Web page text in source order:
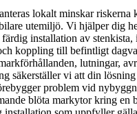
lokalt minskar riskerna
utemiljö. Vi hjälper dig
installation av
koppling till befintligt
lutningar,
säkerställer vi att din
problem vid
blöta markytor kring en